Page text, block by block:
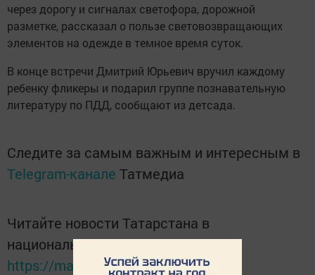
через дорогу и сигналах светофора, дорожной
разметке, рассказал о пользе световозвращающих
элементов на одежде в темное время суток.
В конце встречи Дмитрий Юрьевич вручил каждому
ребенку фликеры и подарил группе познавательную
литературу по ПДД, сообщают из детсада.
Следите за самым важным и интересным в
Telegram-канале Татмедиа
Читайте новости Татарстана в
национальном мессенджере MАХ:
https://max.ru/tatmedia